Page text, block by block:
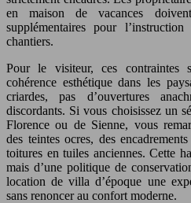
en maison de vacances
supplémentaires pour
chantiers.
Pour le visiteur, ces contraintes
cohérence esthétique dans les
criardes, pas d’ouvertures
discordants. Si vous choisissez un
Florence ou de Sienne, vous
des teintes ocres, des
toitures en tuiles anciennes. Cette
mais d’une politique de
location de villa d’époque une
sans renoncer au confort moderne.